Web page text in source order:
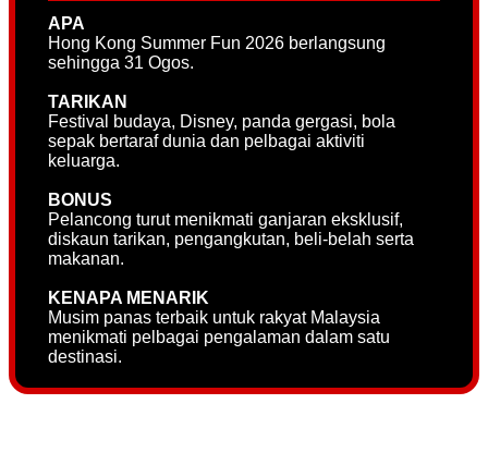
APA
Hong Kong Summer Fun 2026 berlangsung
sehingga 31 Ogos.
TARIKAN
Festival budaya, Disney, panda gergasi, bola
sepak bertaraf dunia dan pelbagai aktiviti
keluarga.
BONUS
Pelancong turut menikmati ganjaran eksklusif,
diskaun tarikan, pengangkutan, beli-belah serta
makanan.
KENAPA MENARIK
Musim panas terbaik untuk rakyat Malaysia
menikmati pelbagai pengalaman dalam satu
destinasi.